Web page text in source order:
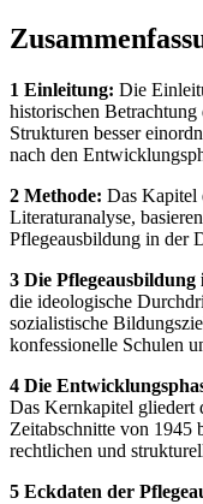
1 Einleitung: Die
historischen
Strukturen besser
nach den
2 Methode: Das Kapitel
Literaturanalyse,
Pflegeausbildung in der
3 Die
die ideologische
sozialistische
konfessionelle Schulen
4 Die
Das Kernkapitel gliedert
Zeitabschnitte von 1945
rechtlichen und
5 Eckdaten der